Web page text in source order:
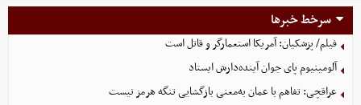
سرخط خبرها
فیلم/ پزشکیان: آمریکا استعمارگر و قاتل است
آلومینیوم پای جوان آینده‌دارش ایستاد
عراقچی: تفاهم با عمان به‌معنی بازگشایی تنگه هرمز نیست